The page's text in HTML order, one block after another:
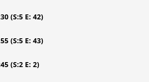
(S:5 E: 42)
(S:5 E: 43)
(S:2 E: 2)